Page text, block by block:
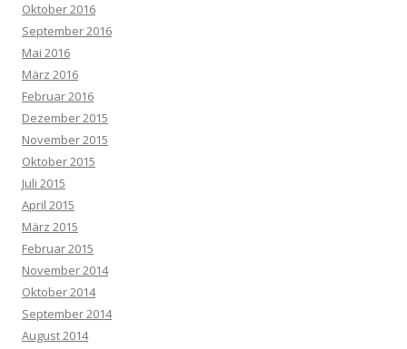
Oktober 2016
September 2016
Mai 2016
März 2016
Februar 2016
Dezember 2015
November 2015
Oktober 2015
Juli 2015
April 2015
März 2015
Februar 2015
November 2014
Oktober 2014
September 2014
August 2014